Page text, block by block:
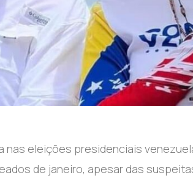
nas eleições presidenciais
de janeiro, apesar das